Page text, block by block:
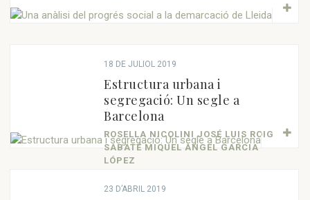
18 DE JULIOL 2019
Estructura urbana i
segregació: Un segle a
Barcelona
ROSELLA NICOLINI JOSÉ LUIS ROIG
SABATÉ MIQUEL ÀNGEL GARCIA
LÓPEZ
23 D’ABRIL 2019